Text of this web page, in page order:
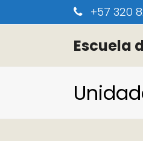
+57 320
Escuela